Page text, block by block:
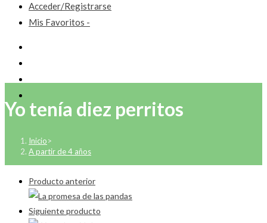
Acceder/Registrarse
Mis Favoritos -
Yo tenía diez perritos
Inicio>
A partir de 4 años
Producto anterior
Siguiente producto